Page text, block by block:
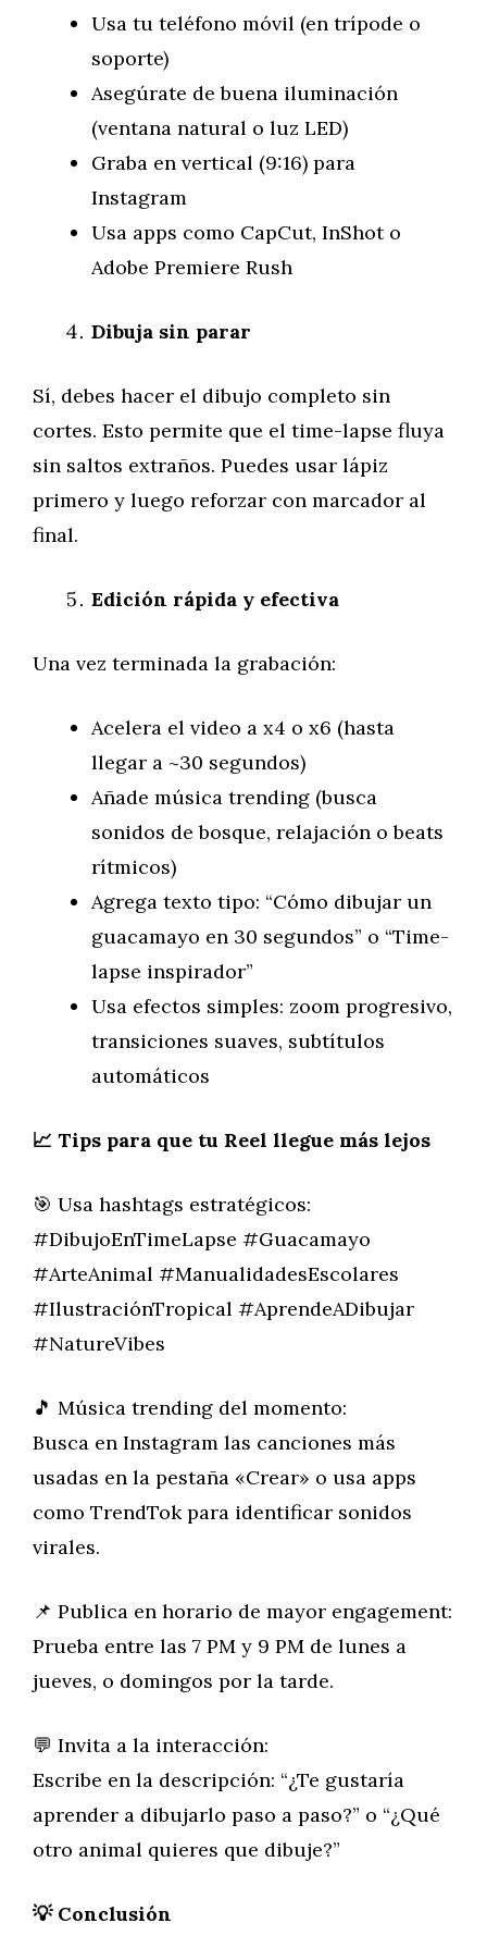
Usa tu teléfono móvil (en trípode o
soporte)
Asegúrate de buena iluminación
(ventana natural o luz LED)
Graba en vertical (9:16) para
Instagram
Usa apps como CapCut, InShot o
Adobe Premiere Rush
Dibuja sin parar
Sí, debes hacer el dibujo completo sin
cortes. Esto permite que el time-lapse fluya
sin saltos extraños. Puedes usar lápiz
primero y luego reforzar con marcador al
final.
Edición rápida y efectiva
Una vez terminada la grabación:
Acelera el video a x4 o x6 (hasta
llegar a ~30 segundos)
Añade música trending (busca
sonidos de bosque, relajación o beats
rítmicos)
Agrega texto tipo: “Cómo dibujar un
guacamayo en 30 segundos” o “Time-
lapse inspirador”
Usa efectos simples: zoom progresivo,
transiciones suaves, subtítulos
automáticos
📈 Tips para que tu Reel llegue más lejos
🎯 Usa hashtags estratégicos:
#DibujoEnTimeLapse #Guacamayo
#ArteAnimal #ManualidadesEscolares
#IlustraciónTropical #AprendeADibujar
#NatureVibes
🎵 Música trending del momento:
Busca en Instagram las canciones más
usadas en la pestaña «Crear» o usa apps
como TrendTok para identificar sonidos
virales.
📌 Publica en horario de mayor engagement:
Prueba entre las 7 PM y 9 PM de lunes a
jueves, o domingos por la tarde.
💬 Invita a la interacción:
Escribe en la descripción: “¿Te gustaría
aprender a dibujarlo paso a paso?” o “¿Qué
otro animal quieres que dibuje?”
💡 Conclusión